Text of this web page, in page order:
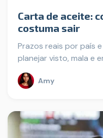
Carta de aceite:
costuma sair
Prazos reais por país
planejar visto, mala e
Amy